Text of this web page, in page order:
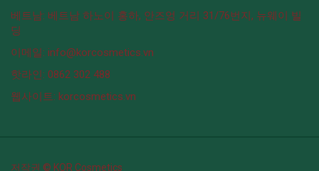
베트남: 베트남 하노이 홍하, 안즈엉 거리 31/76번지, 뉴웨이 빌
딩
이메일: info@korcosmetics.vn
핫라인: 0862 302 488
웹사이트: korcosmetics.vn
저작권 © KOR Cosmetics